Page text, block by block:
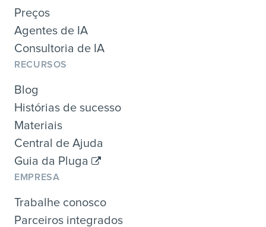
Preços
Agentes de IA
Consultoria de IA
RECURSOS
Blog
Histórias de sucesso
Materiais
Central de Ajuda
Guia da Pluga
EMPRESA
Trabalhe conosco
Parceiros integrados